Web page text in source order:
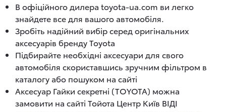
В офіційного дилера toyota-ua.com ви легко
знайдете все для вашого автомобіля.
Зробіть надійний вибір серед оригінальних
аксесуарів бренду Toyota
Підбирайте необхідні аксесуари для свого
автомобіля скориставшись зручним фільтром в
каталогу або пошуком на сайті
Аксесуар Гайки секретні (ТOYOTA) можна
замовити на сайті Тойота Центр Київ ВІДІ